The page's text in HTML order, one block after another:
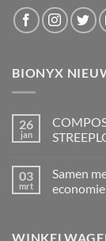
BIONYX
26
jan
op
COMPOSIET
03
mrt
Samen
economie
Samen